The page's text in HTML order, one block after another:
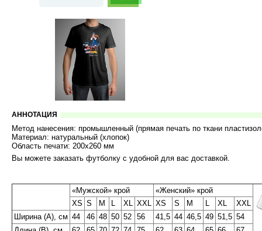
АННОТАЦИЯ
Метод нанесения: промышленный (прямая печать по ткани
Материал: натуральный (хлопок)
Область печати: 200х260 мм
Вы можете заказать футболку с удобной для вас доставкой.
«Мужской» крой
«Женский» крой
XS S M L XL XXL XS S M L XL
XXL
Ширина (A), см 44 46 48 50 52 56 41,5 44 46,5 49 51,5 54